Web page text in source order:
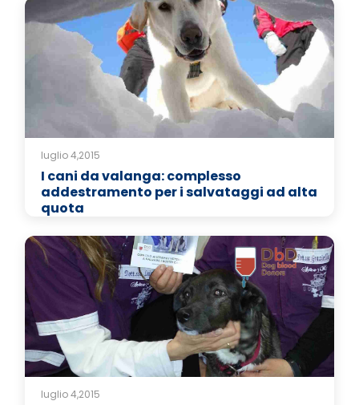
luglio 4,2015
I cani da valanga: complesso
addestramento per i salvataggi ad alta
quota
luglio 4,2015